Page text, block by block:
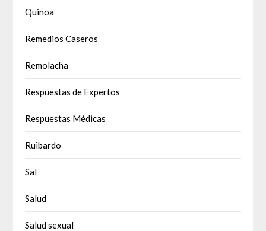
Quinoa
Remedios Caseros
Remolacha
Respuestas de Expertos
Respuestas Médicas
Ruibardo
Sal
Salud
Salud sexual